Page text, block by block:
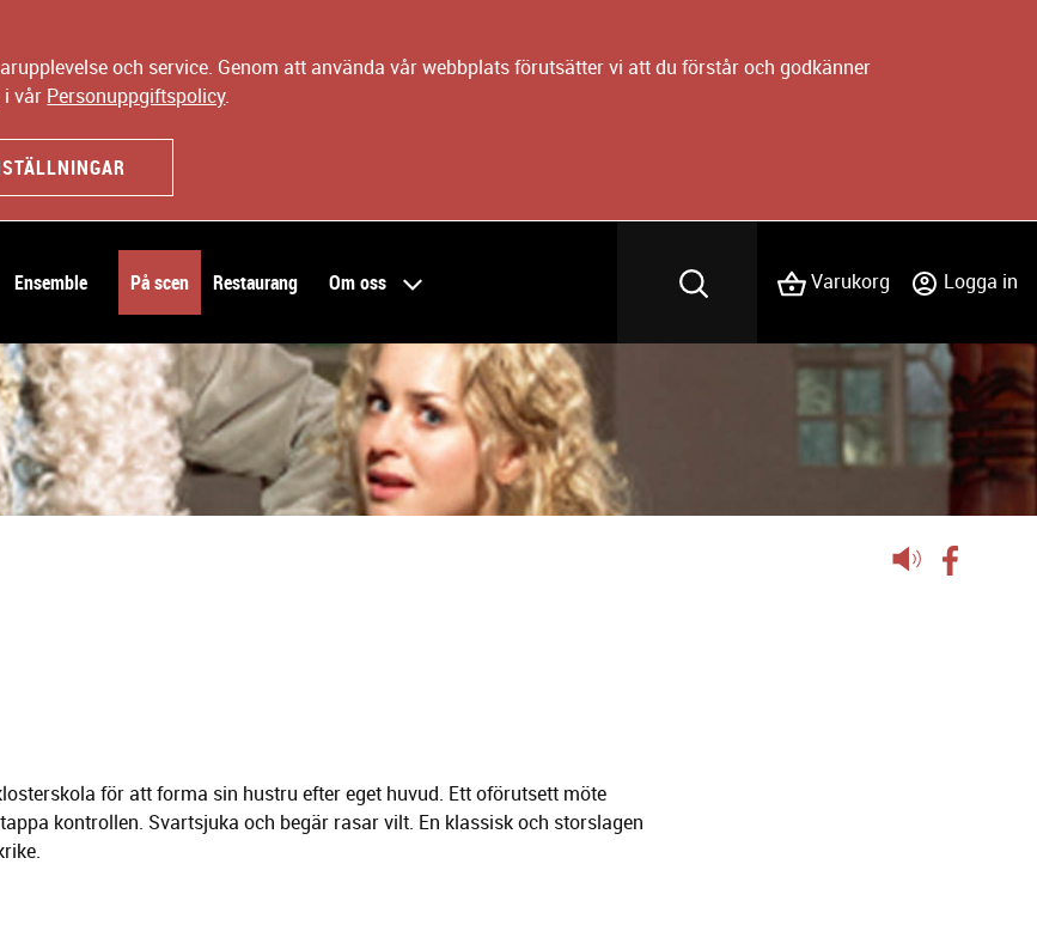
och service. Genom att använda vår webbplats förutsätter vi att du förstår och godkänner
i vår Personuppgiftspolicy.
Varukorg Logga in
Ensemble På scen Restaurang Om oss
Lyssna
för att forma sin hustru efter eget huvud. Ett oförutsett möte
kontrollen. Svartsjuka och begär rasar vilt. En klassisk och storslagen